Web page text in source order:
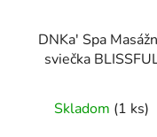
DNKa' Spa
sviečka
Skladom (1 ks)